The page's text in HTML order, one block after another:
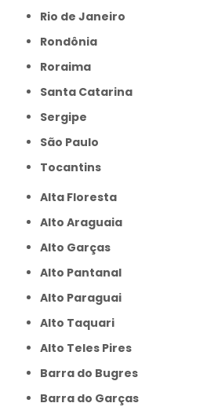
Rio de Janeiro
Rondônia
Roraima
Santa Catarina
Sergipe
São Paulo
Tocantins
Alta Floresta
Alto Araguaia
Alto Garças
Alto Pantanal
Alto Paraguai
Alto Taquari
Alto Teles Pires
Barra do Bugres
Barra do Garças